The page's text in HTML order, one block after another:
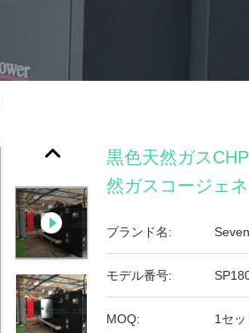
黒色天然ガス
然ガスコージェ
ブランド名:
モデル番号:
MOQ: 1セッ